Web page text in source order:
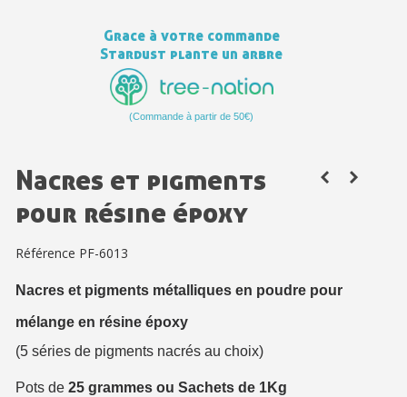
Partagez vos créations et obtenez des bons d'achat
Gagnez des points de fidélité à chaque commande
Livraison sous 24 h en France Métropolitaine
10€ de bon d'achat pour chaque parrainage
Grace à votre commande
Stardust plante un arbre
(Commande à partir de 50€)
Nacres et pigments
pour résine époxy
Référence PF-6013
Nacres et pigments métalliques en poudre pour
mélange en résine époxy
(5 séries de pigments nacrés au choix)
Pots de 25 grammes ou Sachets de 1Kg